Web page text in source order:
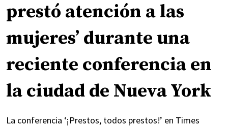
prestó atención a las
mujeres’ durante una
reciente conferencia en
la ciudad de Nueva York
La conferencia ‘¡Prestos, todos prestos!’ en Times